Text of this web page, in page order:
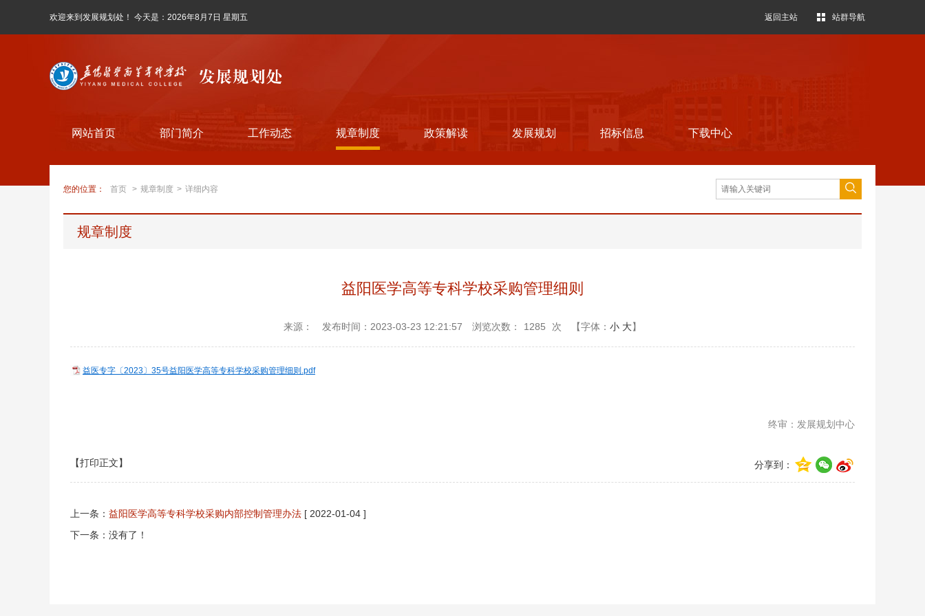
返回主站 站群导航
欢迎来到发展规划处！ 今天是： 2026年8月7日 星期五
网站首页 部门简介 工作动态 规章制度 政策解读 发展规划 招标信息 下载中心
您的位置： 首页 > 规章制度 > 详细内容
规章制度
益阳医学高等专科学校采购管理细则
来源： 发布时间：2023-03-23 12:21:57 浏览次数： 1285 次 【字体： 小 大】
益医专字〔2023〕35号益阳医学高等专科学校采购管理细则.pdf
终审：发展规划中心
分享到：
【打印正文】
上一条： 益阳医学高等专科学校采购内部控制管理办法 [ 2022-01-04 ]
下一条：没有了！